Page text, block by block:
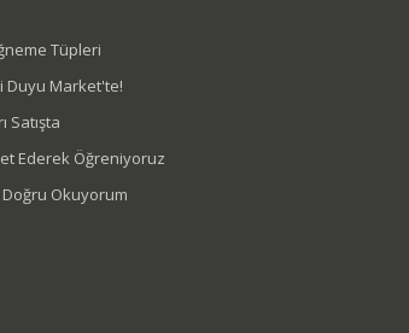
Tüpleri
Duyu Market'te!
Satışta
Ederek Öğreniyoruz
Okuyorum